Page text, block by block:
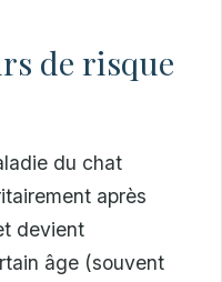
de risque
du chat
après
devient
âge (souvent